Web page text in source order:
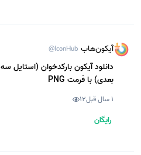
آیکون‌هاب @IconHub
دانلود آیکون بارکدخوان (استایل سه
بعدی) با فرمت PNG
1 سال قبل 12
رایگان